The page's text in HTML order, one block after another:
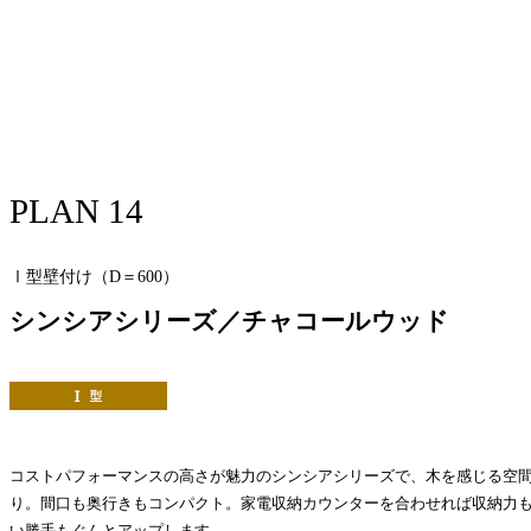
PLAN 14
Ⅰ型壁付け（D＝600）
シンシアシリーズ／チャコールウッド
コストパフォーマンスの高さが魅力のシンシアシリーズで、木を感じる空
り。間口も奥行きもコンパクト。家電収納カウンターを合わせれば収納力